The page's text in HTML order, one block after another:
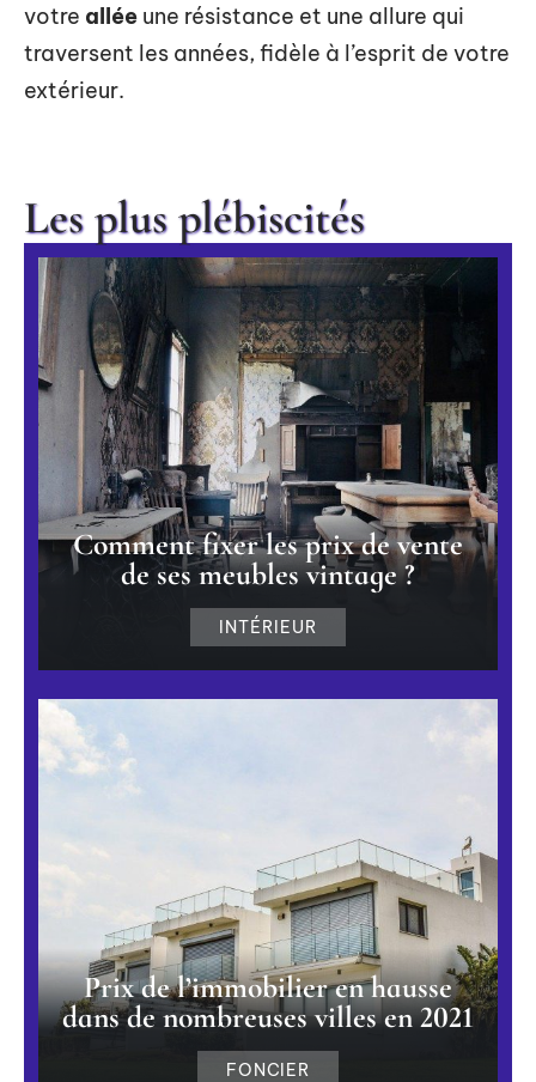
votre allée une résistance et une allure qui
traversent les années, fidèle à l’esprit de votre
extérieur.
Les plus plébiscités
Comment fixer les prix de vente
de ses meubles vintage ?
INTÉRIEUR
Prix de l’immobilier en hausse
dans de nombreuses villes en 2021
FONCIER